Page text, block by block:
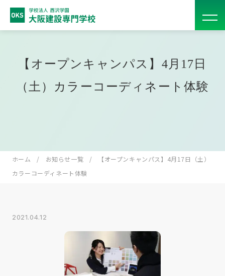
【オープンキャンパス】4月17日
（土）カラーコーディネート体験
ホーム お知らせ一覧
【オープンキャンパス】4月17日（土）
カラーコーディネート体験
2021.04.12